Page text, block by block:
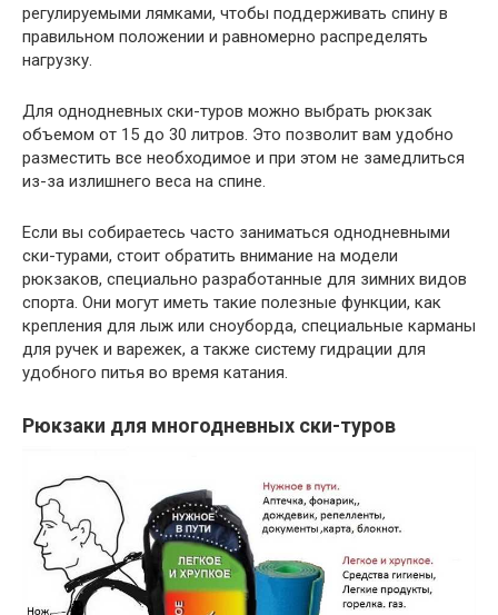
регулируемыми лямками, чтобы поддерживать спину в
правильном положении и равномерно распределять
нагрузку.
Для однодневных ски-туров можно выбрать рюкзак
объемом от 15 до 30 литров. Это позволит вам удобно
разместить все необходимое и при этом не замедлиться
из-за излишнего веса на спине.
Если вы собираетесь часто заниматься однодневными
ски-турами, стоит обратить внимание на модели
рюкзаков, специально разработанные для зимних видов
спорта. Они могут иметь такие полезные функции, как
крепления для лыж или сноуборда, специальные карманы
для ручек и варежек, а также систему гидрации для
удобного питья во время катания.
Рюкзаки для многодневных ски-туров